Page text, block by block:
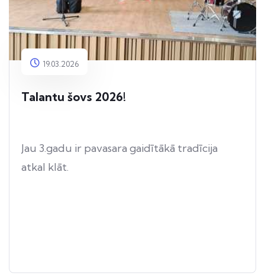
19.03.2026
Talantu šovs 2026!
Jau 3.gadu ir pavasara gaidītākā tradīcija
atkal klāt.